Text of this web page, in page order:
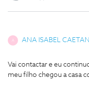
A ANA ISABEL
Vai contactar e eu
meu filho chegou a casa